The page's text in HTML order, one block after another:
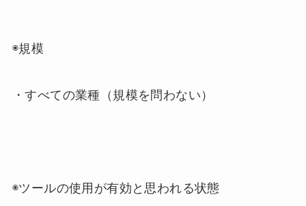
◉規模
・すべての業種（規模を問わない）
◉ツールの使用が有効と思われる状態